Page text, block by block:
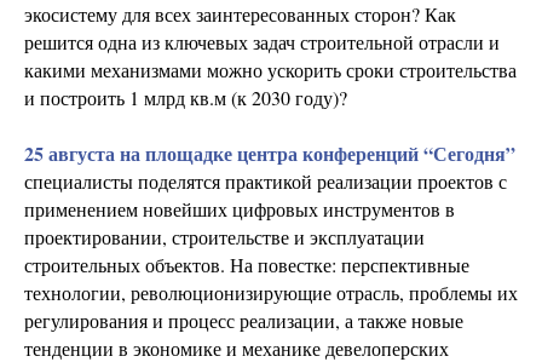
экосистему для всех заинтересованных сторон? Как
решится одна из ключевых задач строительной отрасли и
какими механизмами можно ускорить сроки строительства
и построить 1 млрд кв.м (к 2030 году)?
25 августа на площадке центра конференций “Сегодня”
специалисты поделятся практикой реализации проектов с
применением новейших цифровых инструментов в
проектировании, строительстве и эксплуатации
строительных объектов. На повестке: перспективные
технологии, революционизирующие отрасль, проблемы их
регулирования и процесс реализации, а также новые
тенденции в экономике и механике девелоперских